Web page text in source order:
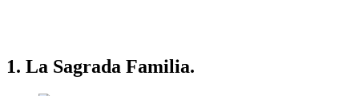
1. La Sagrada Familia.